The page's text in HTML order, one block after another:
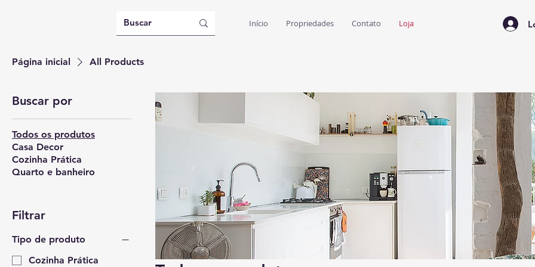
Início Propriedades Contato Loja
Página inicial All Products
Buscar por
Todos os produtos
Casa Decor
Cozinha Prática
Quarto e banheiro
Filtrar
Tipo de produto
Cozinha Prática